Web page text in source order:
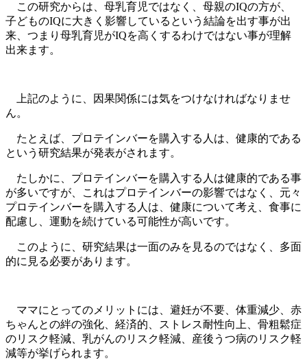
この研究からは、母乳育児ではなく、母親のIQの方が、
子どものIQに大きく影響しているという結論を出す事が出
来、つまり母乳育児がIQを高くするわけではない事が理解
出来ます。
上記のように、因果関係には気をつけなければなりませ
ん。
たとえば、プロテインバーを購入する人は、健康的である
という研究結果が発表がされます。
たしかに、プロテインバーを購入する人は健康的である事
が多いですが、これはプロテインバーの影響ではなく、元々
プロテインバーを購入する人は、健康について考え、食事に
配慮し、運動を続けている可能性が高いです。
このように、研究結果は一面のみを見るのではなく、多面
的に見る必要があります。
ママにとってのメリットには、避妊が不要、体重減少、赤
ちゃんとの絆の強化、経済的、ストレス耐性向上、骨粗鬆症
のリスク軽減、乳がんのリスク軽減、産後うつ病のリスク軽
減等が挙げられます。